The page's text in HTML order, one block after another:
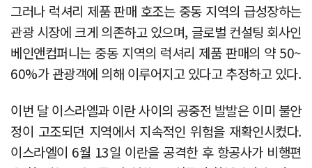
그러나 럭셔리 제품 판매 호조는 중동 지역의 급성장하는
관광 시장에 크게 의존하고 있으며, 글로벌 컨설팅 회사인
베인앤컴퍼니는 중동 지역의 럭셔리 제품 판매의 약 50~
60%가 관광객에 의해 이루어지고 있다고 추정하고 있다.
이번 달 이스라엘과 이란 사이의 공중전 발발은 이미 불안
정이 고조되던 지역에서 지속적인 위험을 재확인시켰다.
이스라엘이 6월 13일 이란을 공격한 후 항공사가 비행편